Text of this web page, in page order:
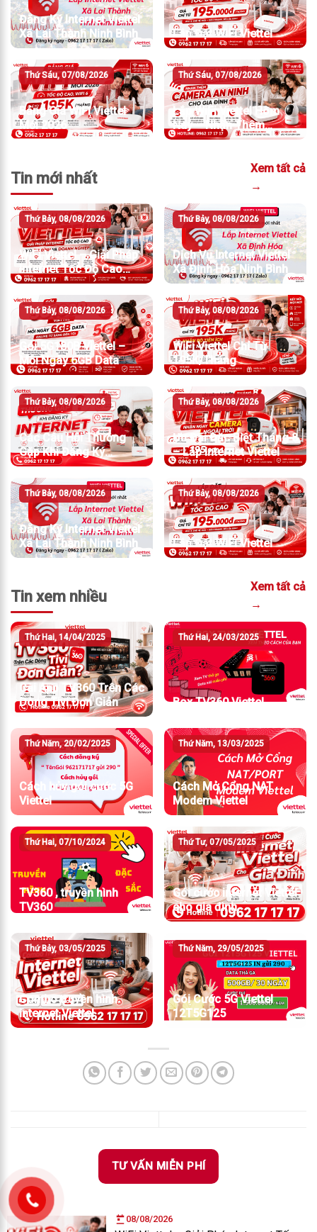
08/08/2026
Đăng Ký Internet Viettel
Xã Lai Thành Ninh Bình
Lắp Đặt WiFi Viettel
Thứ Sáu, 07/08/2026
Bảng Giá WiFi Viettel
Mới 2026
Thứ Sáu, 07/08/2026
Lắp WiFi Viettel Hôm
Nay – Nhận Thêm
Camera An Ninh
Tin mới nhất
Xem tất cả
→
Thứ Bảy, 08/08/2026
WiFi Viettel – Giải Pháp
Internet Tốc Độ Cao
Cho Gia Đình Và Doanh
Nghiệp
Thứ Bảy, 08/08/2026
Dịch Vụ Internet Viettel
Xã Định Hóa Ninh Bình
Thứ Bảy, 08/08/2026
Gói 5G180B Viettel –
Mỗi Ngày 6GB Data
Thứ Bảy, 08/08/2026
WiFi Viettel Chỉ Từ
195K/Tháng
Thứ Bảy, 08/08/2026
Các Câu Hỏi Thường
Gặp Khi Đăng Ký
Internet Viettel
Thứ Bảy, 08/08/2026
Ưu Đãi Đặc Biệt Tháng 8
– Lắp Internet Viettel
Thứ Bảy, 08/08/2026
Đăng Ký Internet Viettel
Xã Lai Thành Ninh Bình
Thứ Bảy, 08/08/2026
Lắp Đặt WiFi Viettel
Tin xem nhiều
Xem tất cả
→
Thứ Hai, 14/04/2025
Cài App TV360 Trên Các
Dòng Tivi Đơn Giản
Thứ Hai, 24/03/2025
Box TV360 Viettel
Thứ Năm, 20/02/2025
Cách hủy gói cước 5G
Viettel
Thứ Năm, 13/03/2025
Cách Mở Cổng NAT
Modem Viettel
Thứ Hai, 07/10/2024
TV360 , truyền hình
TV360
Thứ Tư, 07/05/2025
Gói cước internet Viettel
cho gia đình
Thứ Bảy, 03/05/2025
Combo truyền hình
internet Viettel
Thứ Năm, 29/05/2025
Gói Cước 5G Viettel
12T5G125
TƯ VẤN MIỄN PHÍ